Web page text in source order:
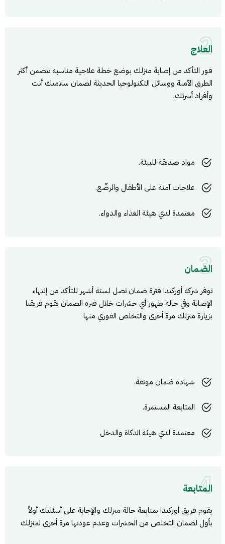
العلاج
2
فور التأكد من إصابة منزلك بوضع خطة علاجية مناسبة تتضمن أكثر
الطرق الآمنة ووسائل التكنولوجيا الحديثة لضمان سلامتك أنت
وأفراد أسرتك.
مواد صديقة للبيئة.
علاجات آمنة على الأطفال والرضٌع.
معتمدة لدي هيئة الغذاء والدواء.
الضمان
3
توفر شركة أوركيدا فترة ضمان تصل لستة أشهر للتأكد من إنتهاء
الإصابة وفي حالة ظهور أي حشرات خلال فترة الضمان يقوم فريقنا
بزيارة منزلك مرة أخرى والتخلص الفوري منها
شهادة ضمان موثقة.
المتابعة المستمرة.
معتمدة لدي هيئة الذكاة والدخل
المتابعة
4
يقوم فريق أوركيدا بمتابعة حالة منزلك والإجابة على أسئلتك أولاً
بأول لضمان التخلص من الحشرات وعدم عودتها مرة أخرى لمنزلك